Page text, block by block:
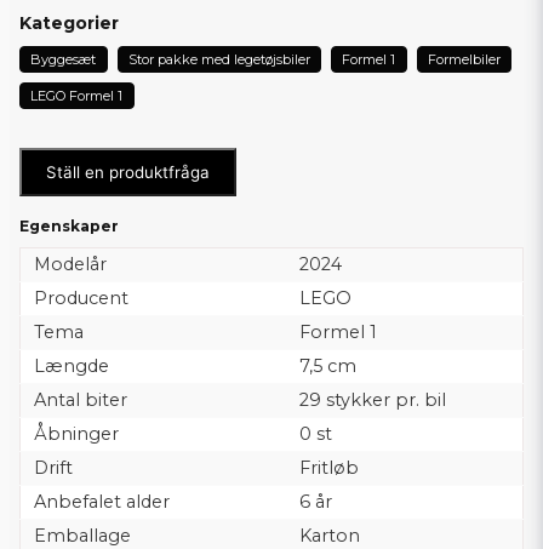
Kategorier
Byggesæt Stor pakke med legetøjsbiler Formel 1 Formelbiler
LEGO Formel 1
Ställ en produktfråga
Egenskaper
Modelår
2024
Producent
LEGO
Tema
Formel 1
Længde
7,5 cm
Antal biter
29 stykker pr. bil
Åbninger
0 st
Drift
Fritløb
Anbefalet alder
6 år
Emballage
Karton